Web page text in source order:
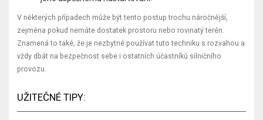
V některých případech může být tento postup trochu náročnější,
zejména pokud nemáte dostatek prostoru nebo rovinatý terén.
Znamená to také, že je nezbytné používat tuto techniku s rozvahou a
vždy dbát na bezpečnost sebe i ostatních účastníků silničního
provozu.
UŽITEČNÉ TIPY: